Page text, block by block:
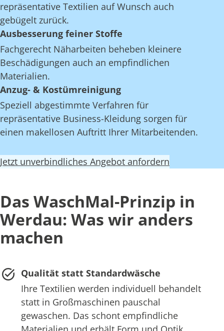
repräsentative Textilien auf Wunsch auch
gebügelt zurück.
Ausbesserung feiner Stoffe
Fachgerecht Näharbeiten beheben kleinere
Beschädigungen auch an empfindlichen
Materialien.
Anzug- & Kostümreinigung
Speziell abgestimmte Verfahren für
repräsentative Business-Kleidung sorgen für
einen makellosen Auftritt Ihrer Mitarbeitenden.
Jetzt unverbindliches Angebot anfordern
Das WaschMal-Prinzip in
Werdau: Was wir anders
machen
Qualität statt Standardwäsche
Ihre Textilien werden individuell behandelt
statt in Großmaschinen pauschal
gewaschen. Das schont empfindliche